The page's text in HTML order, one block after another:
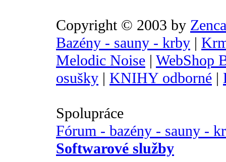
Copyright © 2003 by
Bazény - sauny - krby |
Melodic Noise | WebShop
osušky | KNIHY odborné |
Spolupráce
Fórum - bazény - sauny -
Softwarové služby